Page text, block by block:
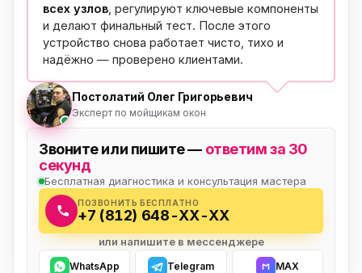
всех узлов , регулируют ключевые компоненты
и делают финальный тест. После этого
устройство снова работает чисто, тихо и
надёжно — проверено клиентами.
Постолатий Олег Григорьевич
Эксперт по мойщикам окон
Звоните или пишите — ответим за 30
секунд
Бесплатная диагностика и консультация мастера
ПОЗВОНИТЬ БЕСПЛАТНО
+7 (812) 648-XX-XX
или напишите в мессенджере
WhatsApp Telegram MAX